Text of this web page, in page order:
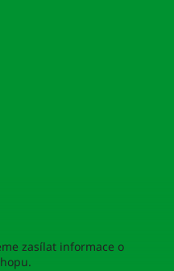
zasílat informace o